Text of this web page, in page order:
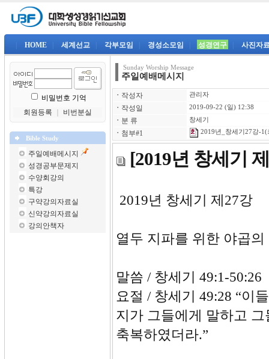
HOME 세계선교 각부모임 경성소모임 성경연구 사진자
비밀번호 기억
회원등록
비번분실
Bible Study
주일예배메시지
성경공부문제지
수양회강의
특강
구약강의자료실
신약강의자료실
강의안책자
Sunday Worship Message
주일예배메시지
ㆍ 작성자 관리자
ㆍ 작성일 2019-09-22 (일) 12:38
ㆍ 분 류 창세기
ㆍ 첨부#1 2019년_창세기27강-1(
[2019년 창세기
2019년 창
열두 지파를 위한 야곱의
말씀 / 창세기 49:1-50:26
요절 / 창세기 49:28 “이
지가 그들에게 말하고
축복하였더라.”